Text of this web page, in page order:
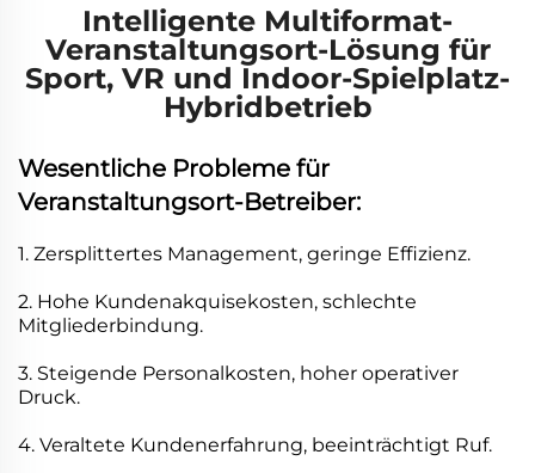
Intelligente Multiformat-
Veranstaltungsort-Lösung für
Sport, VR und Indoor-Spielplatz-
Hybridbetrieb
Wesentliche Probleme für
Veranstaltungsort-Betreiber:
1. Zersplittertes Management, geringe Effizienz.
2. Hohe Kundenakquisekosten, schlechte
Mitgliederbindung.
3. Steigende Personalkosten, hoher operativer
Druck.
4. Veraltete Kundenerfahrung, beeinträchtigt Ruf.